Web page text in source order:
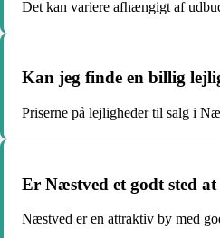
Det kan variere afhængigt af
Kan jeg finde en billig
Priserne på lejligheder til salg i
Er Næstved et godt sted
Næstved er en attraktiv by med